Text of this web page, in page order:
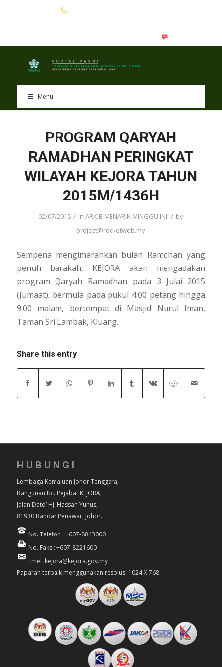
Menu
PROGRAM QARYAH
RAMADHAN PERINGKAT
WILAYAH KEJORA TAHUN
2015M/1436H
02/07/2015 / inARKIB MENARIK MINGGU INI / by
project@rocketweb.my
Sempena mengimarahkan bulan Ramdhan yang
penuh barakah, KEJORA akan mengadakan
program Qaryah Ramadhan pada 3 Julai 2015
(Jumaat), bermula pada pukul 4.00 petang hingga
9.00 malam, bertempat di Masjid Nurul Iman,
Taman Sri Lambak, Kluang.
Share this entry
HUBUNGI
Lembaga Kemajuan Johor Tenggara,
Bangunan Ibu Pejabat KEJORA,
Jalan Dato’ Hj. Hassan Yunus,
81930 Bandar Penawar, Johor.
No. Telefon : +607-8843000
No. Faks : +607-8221600
Emel :kejora@kejora.gov.my
Paparan terbaik menggunakan resolusi 1024 X 768